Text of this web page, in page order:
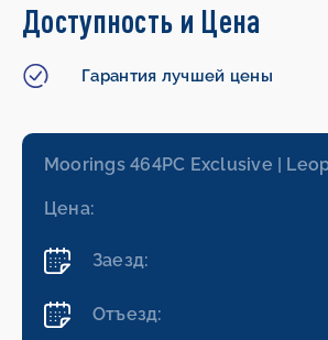
Доступность и Цена
Гарантия лучшей цены
Moorings 464PC Exclusive |
Цена:
Заезд:
Отъезд: